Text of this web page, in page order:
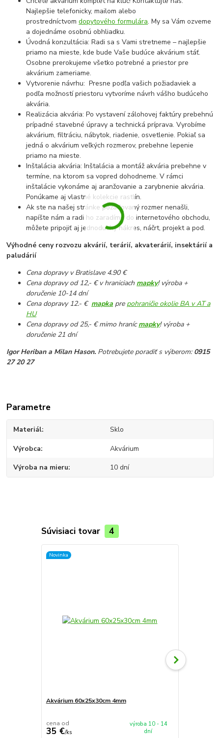
Najlepšie telefonicky, mailom alebo
prostredníctvomdopytového formulára. My sa Vám ozveme
a dojednáme osobnú obhliadku.
Úvodná konzultácia: Radi sa s Vami stretneme – najlepšie
priamo na mieste, kde bude Vaše budúce akvárium stáť.
Osobne prerokujeme všetko potrebné a priestor pre
akvárium zameriame.
Vytvorenie návrhu: Presne podľa vašich požiadaviek a
podľa možností priestoru vytvoríme návrh vášho budúceho
akvária.
Realizácia akvária: Po vystavení zálohovej faktúry prebehnú
prípadné stavebné úpravy a technická príprava. Vyrobíme
akvárium, filtráciu, nábytok, riadenie, osvetlenie. Pokiaľ sa
jedná o akvárium veľkých rozmerov, prebehne lepenie
priamo na mieste.
Inštalácia akvária: Inštalácia a montáž akvária prebehne v
termíne, na ktorom sa vopred dohodneme. V rámci
inštalácie vykonáme aj aranžovanie a zarybnenie akvária.
Ponúkame aj vlastné kolekcie rastlín.
Ak ste na našej stránke požadovaný rozmer nenašli,
napíšte nám a radi ho zaradíme do internetového obchodu,
môžete pripojiť aj jednoduchý nákres, náčrt, projekt a pod.
Výhodné ceny rozvozu akvárií, terárií, akvaterárií, insektárií a
paludárií
Cena dopravy v Bratislave 4.90 €
Cena dopravy od 12,- € v hraniciach mapky! výroba +
doručenie 10-14 dní
Cena dopravy 12.- € mapka pre pohraničie okolie BA v AT a
HU
Cena dopravy od 25,- € mimo hranícmapky! výroba +
doručenie 21 dní
Igor Heriban a Milan Hason. Potrebujete poradiť s výberom: 0915
27 20 27
Parametre
Materiál Sklo
Výrobca Akvárium
Výroba na mieru 10 dní
Súvisiaci tovar 4
Novinka
Akvárium 60x25x30cm 4mm
cena od
35 €/ks
výroba 10 - 14
dní